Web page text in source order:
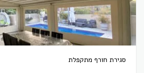
סגירת חורף מתקפלת